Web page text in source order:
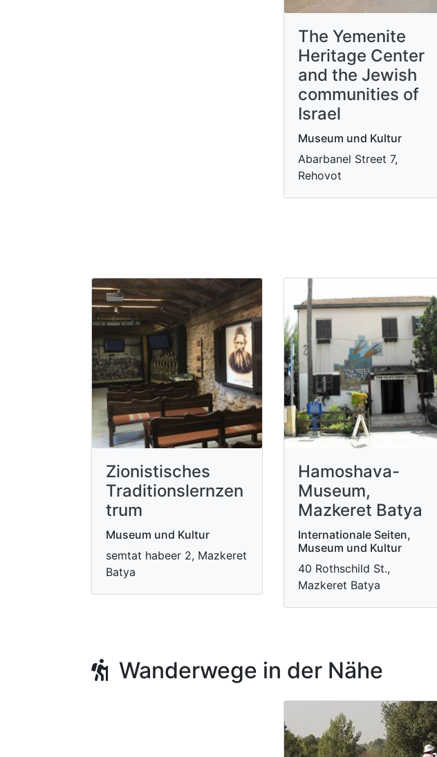
The Yemenite
Heritage Center
and the Jewish
communities of
Israel
Museum und Kultur
Abarbanel Street 7,
Rehovot
Zionistisches
Traditionslernzen
trum
Museum und Kultur
semtat habeer 2, Mazkeret
Batya
Hamoshava-
Museum,
Mazkeret Batya
Internationale Seiten,
Museum und Kultur
40 Rothschild St.,
Mazkeret Batya
Wanderwege in der Nähe